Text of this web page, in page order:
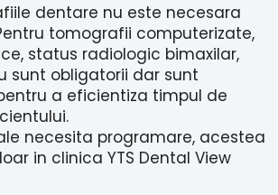
dentare nu este necesara
tomografii computerizate,
status radiologic bimaxilar,
sunt obligatorii dar sunt
a eficientiza timpul de
necesita programare, acestea
in clinica YTS Dental View